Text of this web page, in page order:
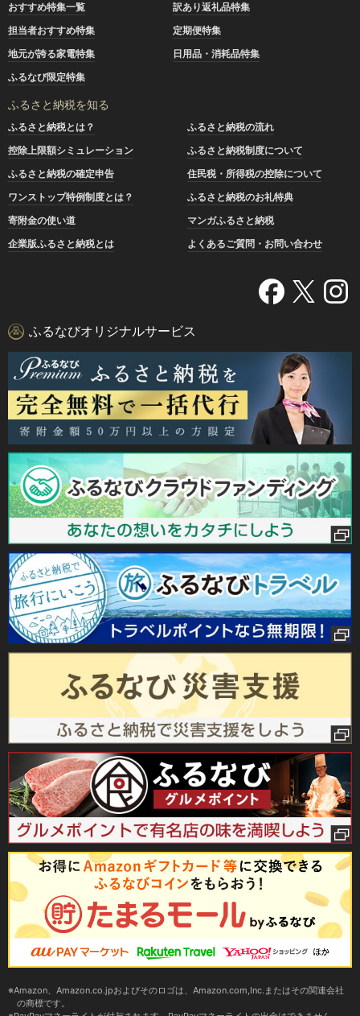
おすすめ特集一覧
訳あり返礼品特集
担当者おすすめ特集
定期便特集
地元が誇る家電特集
日用品・消耗品特集
ふるなび限定特集
ふるさと納税を知る
ふるさと納税とは？
ふるさと納税の流れ
控除上限額シミュレーション
ふるさと納税制度について
ふるさと納税の確定申告
住民税・所得税の控除について
ワンストップ特例制度とは？
ふるさと納税のお礼特典
寄附金の使い道
マンガふるさと納税
企業版ふるさと納税とは
よくあるご質問・お問い合わせ
ふるなびオリジナルサービス
Amazon、Amazon.co.jpおよびそのロゴは、Amazon.com,Inc.またはその関連会社
の商標です。